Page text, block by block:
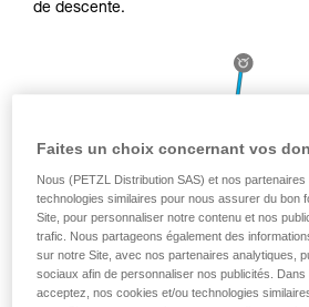
de descente.
Faites un choix concernant vos
Nous (PETZL Distribution SAS) et nos
technologies similaires pour nous assurer du bon
Site, pour personnaliser notre contenu et nos
trafic. Nous partageons également des
sur notre Site, avec nos partenaires analytiques,
sociaux afin de personnaliser nos publicités.
acceptez, nos cookies et/ou technologies